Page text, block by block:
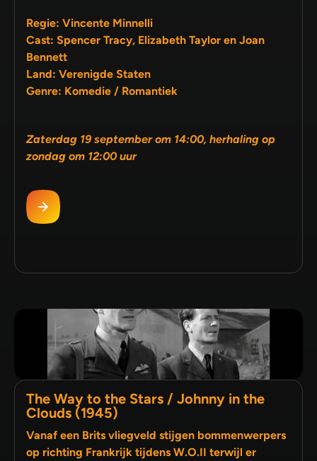
Regie: Vincente Minnelli
Cast: Spencer Tracy, Elizabeth Taylor en Joan
Bennett
Land: Verenigde Staten
Genre: Komedie / Romantiek
Zaterdag 19 september om 14:00, herhaling op
zondag om 12:00 uur
The Way to the Stars / Johnny in the
Clouds (1945)
Vanaf een Brits vliegveld stijgen bommenwerpers
op richting Frankrijk tijdens W.O.II terwijl er